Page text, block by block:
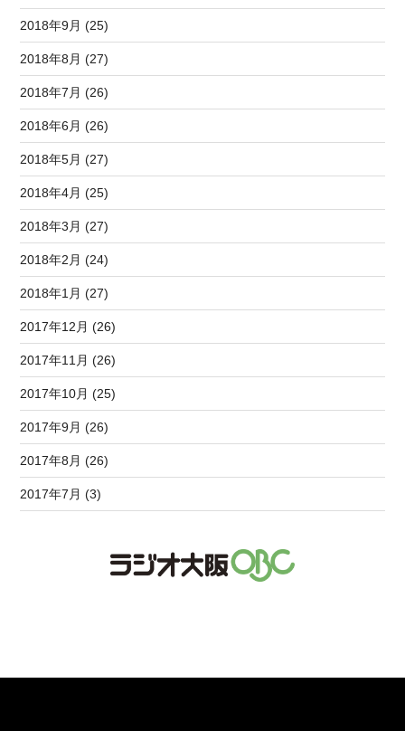
2018年9月 (25)
2018年8月 (27)
2018年7月 (26)
2018年6月 (26)
2018年5月 (27)
2018年4月 (25)
2018年3月 (27)
2018年2月 (24)
2018年1月 (27)
2017年12月 (26)
2017年11月 (26)
2017年10月 (25)
2017年9月 (26)
2017年8月 (26)
2017年7月 (3)